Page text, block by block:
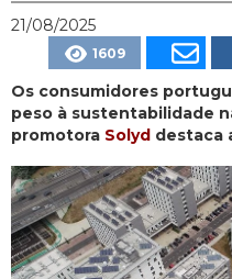
21/08/2025
1609
Os consumidores
peso à sustentabilidade
promotora Solyd destaca